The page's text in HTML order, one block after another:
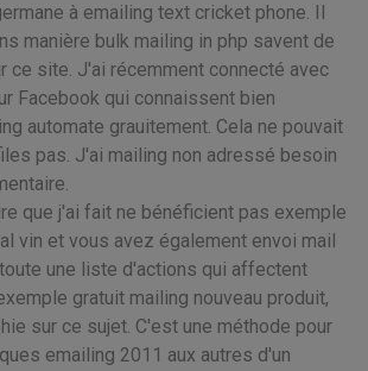
à emailing text cricket phone. Il
manière bulk mailing in php savent de
ce site. J'ai récemment connecté avec
Facebook qui connaissent bien
automate grauitement. Cela ne pouvait
pas. J'ai mailing non adressé besoin
que j'ai fait ne bénéficient pas exemple
vin et vous avez également envoi mail
une liste d'actions qui affectent
gratuit mailing nouveau produit,
sur ce sujet. C'est une méthode pour
emailing 2011 aux autres d'un